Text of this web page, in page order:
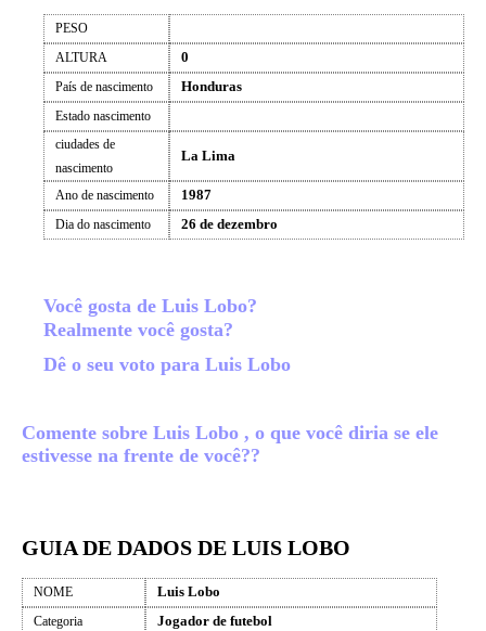
PESO
ALTURA
0
País de nascimento Honduras
Estado nascimento
ciudades de
nascimento
La Lima
Ano de nascimento 1987
Dia do nascimento 26 de dezembro
Você gosta de Luis Lobo?
Realmente você gosta?
Dê o seu voto para Luis Lobo
Comente sobre Luis Lobo , o que você diria se ele
estivesse na frente de você??
GUIA DE DADOS DE LUIS LOBO
NOME Luis Lobo
Categoria Jogador de futebol